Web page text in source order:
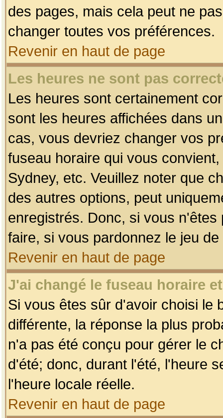
des pages, mais cela peut ne
changer toutes vos préférences.
Revenir en haut de page
Les heures ne sont pas
Les heures sont certainement
sont les heures affichées dans
cas, vous devriez changer vos
fuseau horaire qui vous
Sydney, etc. Veuillez noter que
des autres options, peut
enregistrés. Donc, si vous
faire, si vous pardonnez le jeu
Revenir en haut de page
J'ai changé le fuseau horaire
Si vous êtes sûr d'avoir choisi le
différente, la réponse la plus
n'a pas été conçu pour gérer le
d'été; donc, durant l'été, l'heure
l'heure locale réelle.
Revenir en haut de page